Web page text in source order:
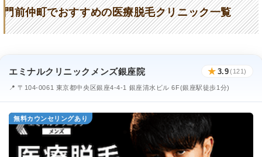
門前仲町でおすすめの医療脱毛クリニック一覧
エミナルクリニックメンズ銀座院 ★ 3.9(121)
📍 〒104-0061 東京都中央区銀座4-4-1 銀座清水ビル 6F(銀座駅徒歩1分)
無料カウンセリングあり